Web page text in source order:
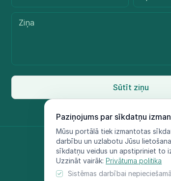
Paziņojums par sīkdatņu
Mūsu portālā tiek izmantotas
darbību un uzlabotu Jūsu
sīkdatņu veidus un apstipriniet to
Uzzināt vairāk: Privātuma politika
Sistēmas darbībai
Sūtīt ziņu